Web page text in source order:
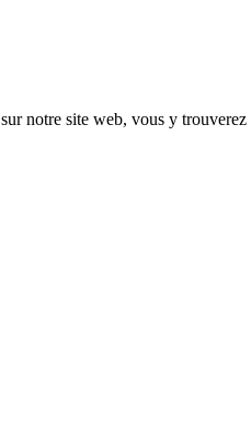
sur notre site web, vous y